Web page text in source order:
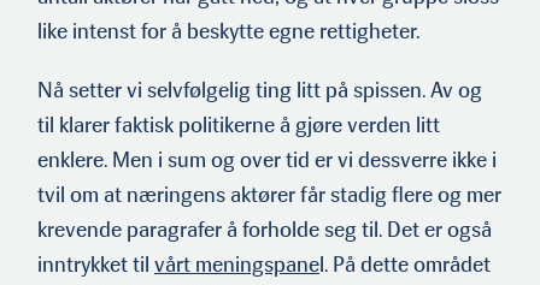
like intenst for å beskytte egne rettigheter.
Nå setter vi selvfølgelig ting litt på spissen. Av og
til klarer faktisk politikerne å gjøre verden litt
enklere. Men i sum og over tid er vi dessverre ikke i
tvil om at næringens aktører får stadig flere og mer
krevende paragrafer å forholde seg til. Det er også
inntrykket til vårt meningspanel. På dette området